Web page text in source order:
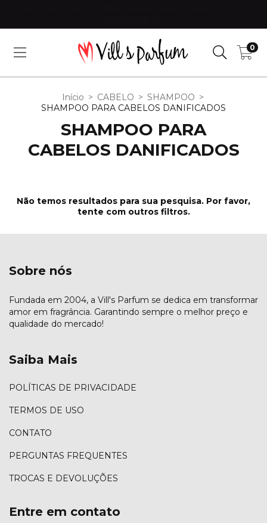
0
Início > CABELO > SHAMPOO >
SHAMPOO PARA CABELOS DANIFICADOS
SHAMPOO PARA
CABELOS DANIFICADOS
Não temos resultados para sua pesquisa. Por favor,
tente com outros filtros.
Sobre nós
Fundada em 2004, a Vill's Parfum se dedica em transformar
amor em fragrância. Garantindo sempre o melhor preço e
qualidade do mercado!
Saiba Mais
POLÍTICAS DE PRIVACIDADE
TERMOS DE USO
CONTATO
PERGUNTAS FREQUENTES
TROCAS E DEVOLUÇÕES
Entre em contato